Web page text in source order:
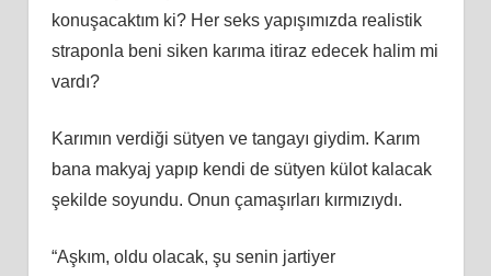
konuşacaktım ki? Her seks yapışımızda realistik
straponla beni siken karıma itiraz edecek halim mi
vardı?
Karımın verdiği sütyen ve tangayı giydim. Karım
bana makyaj yapıp kendi de sütyen külot kalacak
şekilde soyundu. Onun çamaşırları kırmızıydı.
“Aşkım, oldu olacak, şu senin jartiyer